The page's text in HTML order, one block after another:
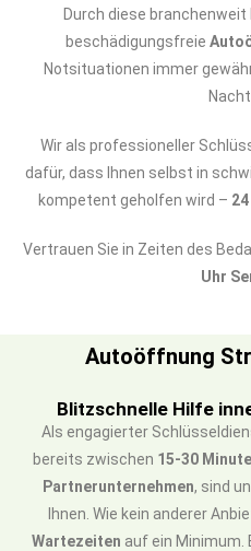
Durch diese
beschädigungsfreie
Notsituationen immer
Wir als professioneller
dafür, dass Ihnen selbst in
kompetent geholfen wird –
Vertrauen Sie in Zeiten des
Uhr
Autoöffnung
Blitzschnelle Hilfe
Als engagierter
bereits zwischen 15-30
Partnerunternehmen, sind
Ihnen. Wie kein anderer
Wartezeiten auf ein Minimum.